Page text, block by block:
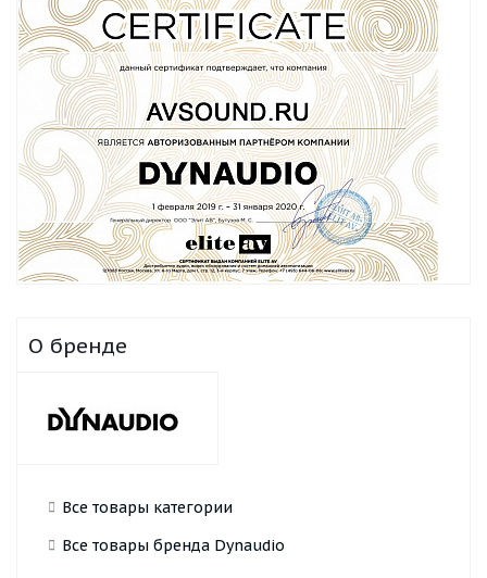
О бренде
Все товары категории
Все товары бренда Dynaudio